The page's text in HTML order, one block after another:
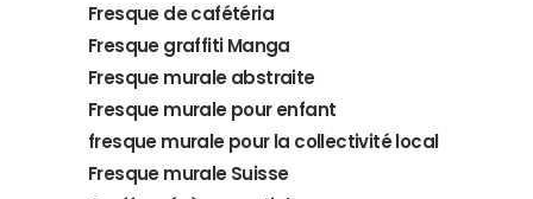
Fresque de cafétéria
Fresque graffiti Manga
Fresque murale abstraite
Fresque murale pour enfant
fresque murale pour la collectivité local
Fresque murale Suisse